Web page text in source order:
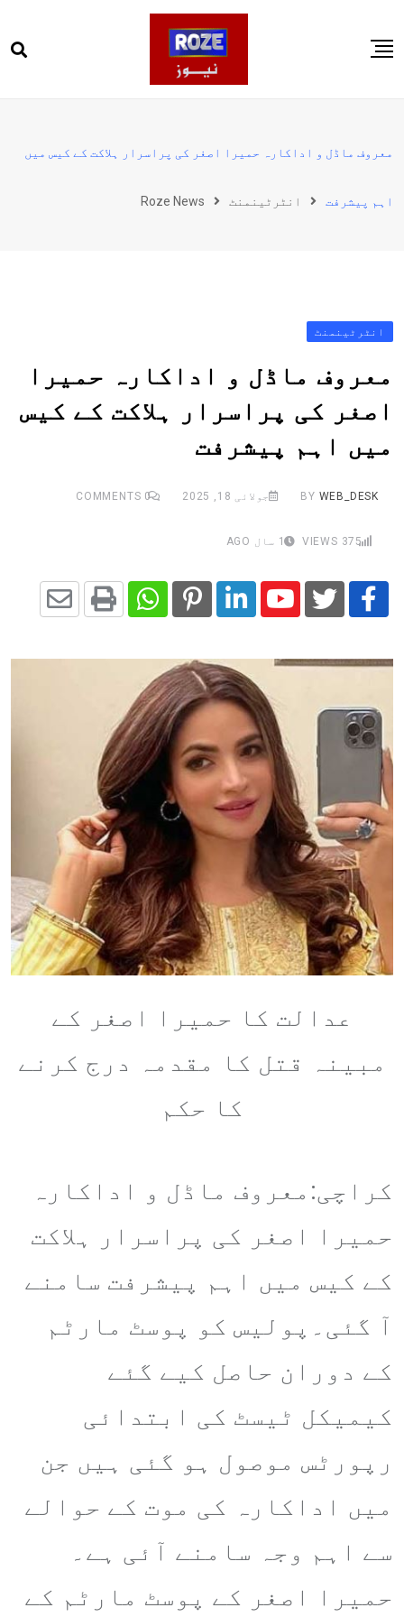
to
پاکستان
کھیل
معروف ماڈل و اداکارہ حمیرا اصغر کی پراسرار ہلاکت کے کیس میں
اہم پیشرفت انٹرٹینمنٹ Roze News
انٹرٹینمنٹ
معروف ماڈل و اداکارہ حمیرا
اصغر کی پراسرار ہلاکت کے کیس
میں اہم پیشرفت
BY WEB_DESK جولائی 18, 2025 0
375 1 سال AGO
Youtube
LinkedIn
Pinterest
Whatsapp
Print
via
عدالت کا حمیرا اصغر کے
مبینہ قتل کا مقدمہ درج کرنے
کا حکم
کراچی:معروف ماڈل و اداکارہ
حمیرا اصغر کی پراسرار ہلاکت
کے کیس میں اہم پیشرفت سامنے
آ گئی۔پولیس کو پوسٹ مارٹم
کے دوران حاصل کیے گئے
کیمیکل ٹیسٹ کی ابتدائی
رپورٹس موصول ہو گئی ہیں جن
میں اداکارہ کی موت کے حوالے
سے اہم وجہ سامنے آئی ہے۔
حمیرا اصغر کے پوسٹ مارٹم کے